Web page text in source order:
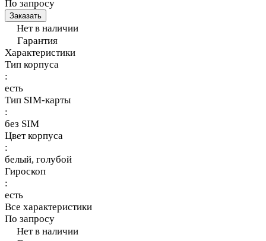
По запросу
Заказать
Нет в наличии
Гарантия
Характеристики
Тип корпуса
:
есть
Тип SIM-карты
:
без SIM
Цвет корпуса
:
белый, голубой
Гироскоп
:
есть
Все характеристики
По запросу
Нет в наличии